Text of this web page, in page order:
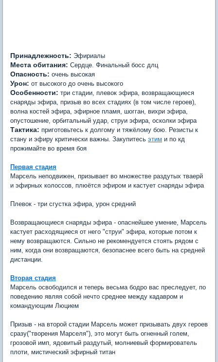
Принадлежность: Эфириалы
Места обитания: Сердце. Финальный босс длц
Опасность: очень высокая
Урон: от высокого до очень высокого
Особенности: три стадии, плевок эфира, возвращающиеся
снаряды эфира, призыв во всех стадиях (в том числе героев),
волна костей эфира, эфирное пламя, шогган, вихри эфира,
опустошение, орбитальный удар, струи эфира, осколки эфира
Тактика: приготовьтесь к долгому и тяжёлому бою. Резисты к
стану и эфиру критически важны. Закупитесь этим и по кд
прожимайте во время боя
Первая стадия
Марсель неподвижен, призывает во множестве раздутых тваерй
и эфирных колоссов, плюётся эфиром и кастует снаряды эфира
Плевок - три сгустка эфира, урон средний
Возвращающиеся снаряды эфира - опаснейшее умение, Марсель
кастует расходящиеся от него "струи" эфира, которые потом к
нему возвращаются. Сильно не рекомендуется стоять рядом с
ним, когда они возвращаются, безопаснее всего быть на средней
дистанции.
Вторая стадия
Марсель освободился и теперь весьма бодро вас преследует, по
поведению являя собой нечто среднее между кадавром и
командующим Люцием
Призыв - на второй стадии Марсель может призывать двух героев
сразу("творения Марселя"), это могут быть огненный голем,
грозовой имп, ядовитый раздутый, молниевый формирователь
плоти, мистический эфирный титан